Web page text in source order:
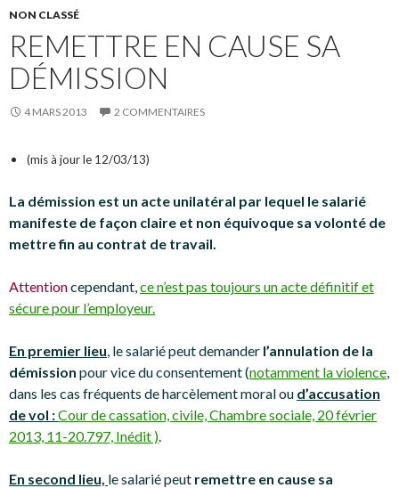
NON CLASSÉ
REMETTRE EN CAUSE SA
DÉMISSION
4 MARS 2013 2 COMMENTAIRES
(mis à jour le 12/03/13)
La démission est un acte unilatéral par lequel le salarié
manifeste de façon claire et non équivoque sa volonté de
mettre fin au contrat de travail.
Attentioncependant,ce n’est pas toujours un acte définitif et
sécure pour l’employeur.
En premier lieu, le salarié peut demander l’annulation de la
démission pour vice du consentement (notamment la violence,
dans les cas fréquents de harcèlement moral ou d’accusation
de vol :Cour de cassation, civile, Chambre sociale, 20 février
2013, 11-20.797, Inédit ).
En second lieu, le salarié peut remettre en cause sa